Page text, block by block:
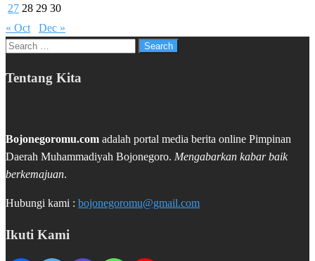
27 28 29 30
« Oct
Dec »
Search
Tentang Kita
Bojonegoromu.com adalah portal media berita online Pimpinan
Daerah Muhammadiyah Bojonegoro. Mengabarkan kabar baik
berkemajuan.
Hubungi kami : bojonegoromu@gmail.com
Ikuti Kami